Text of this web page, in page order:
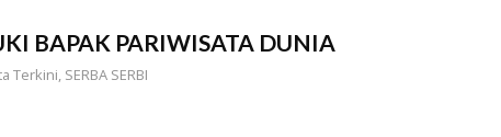
BAPAK PARIWISATA DUNIA
Terkini, SERBA SERBI